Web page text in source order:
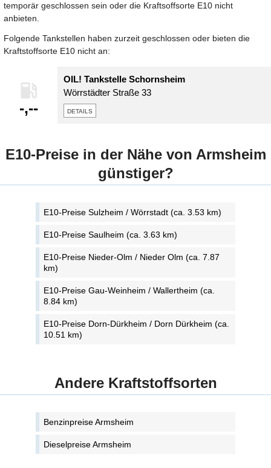
temporär geschlossen sein oder die Kraftsoffsorte E10 nicht
anbieten.
Folgende Tankstellen haben zurzeit geschlossen oder bieten die
Kraftstoffsorte E10 nicht an:
-,--
OIL! Tankstelle Schornsheim
Wörrstädter Straße 33
details
E10-Preise in der Nähe von Armsheim
günstiger?
E10-Preise Sulzheim / Wörrstadt (ca. 3.53 km)
E10-Preise Saulheim (ca. 3.63 km)
E10-Preise Nieder-Olm / Nieder Olm (ca. 7.87
km)
E10-Preise Gau-Weinheim / Wallertheim (ca.
8.84 km)
E10-Preise Dorn-Dürkheim / Dorn Dürkheim (ca.
10.51 km)
Andere Kraftstoffsorten
Benzinpreise Armsheim
Dieselpreise Armsheim